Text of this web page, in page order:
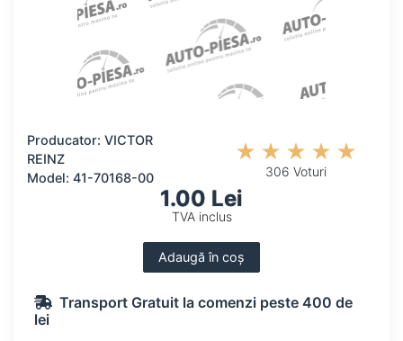
Producator: VICTOR
REINZ
Model: 41-70168-00
306 Voturi
1.00 Lei
TVA inclus
Adaugă în coș
Transport Gratuit la comenzi peste 400 de
lei